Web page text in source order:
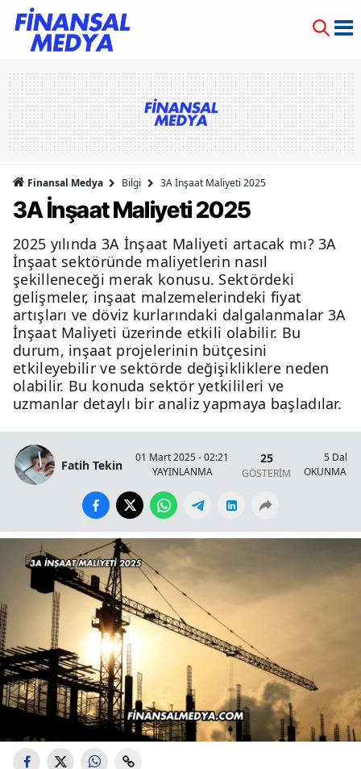
Finansal Medya Bilgi 3A İnşaat Maliyeti 2025
3A İnşaat Maliyeti 2025
2025 yılında 3A İnşaat Maliyeti artacak mı? 3A
İnşaat sektöründe maliyetlerin nasıl
şekilleneceği merak konusu. Sektördeki
gelişmeler, inşaat malzemelerindeki fiyat
artışları ve döviz kurlarındaki dalgalanmalar 3A
İnşaat Maliyeti üzerinde etkili olabilir. Bu
durum, inşaat projelerinin bütçesini
etkileyebilir ve sektörde değişikliklere neden
olabilir. Bu konuda sektör yetkilileri ve
uzmanlar detaylı bir analiz yapmaya başladılar.
Fatih Tekin
01 Mart 2025 - 02:21
YAYINLANMA
25
GÖSTERİM
5
OKUNMA